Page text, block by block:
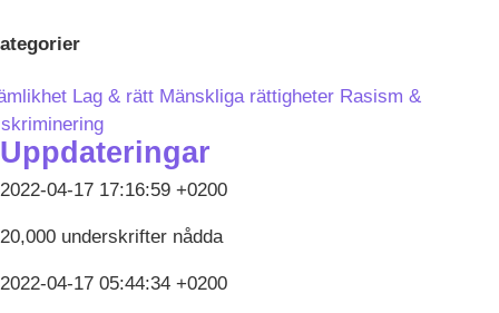
Lag & rätt Mänskliga rättigheter Rasism &
Uppdateringar
2022-04-17 17:16:59 +0200
20,000 underskrifter nådda
2022-04-17 05:44:34 +0200